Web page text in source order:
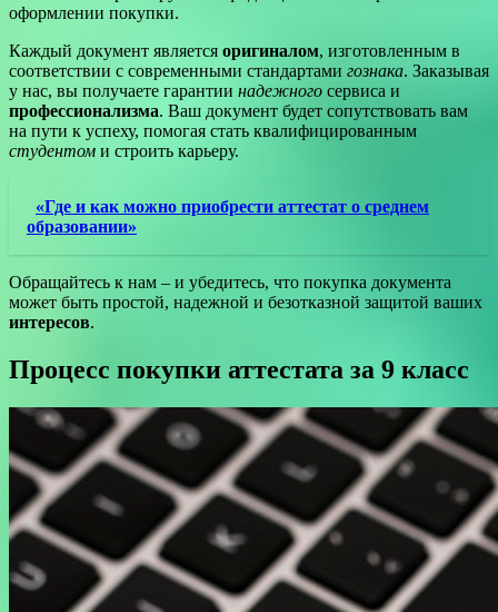
оформлении покупки.
Каждый документ является оригиналом, изготовленным в
соответствии с современными стандартами гознака. Заказывая
у нас, вы получаете гарантии надежного сервиса и
профессионализма. Ваш документ будет сопутствовать вам
на пути к успеху, помогая стать квалифицированным
студентом и строить карьеру.
«Где и как можно приобрести аттестат о среднем
образовании»
Обращайтесь к нам – и убедитесь, что покупка документа
может быть простой, надежной и безотказной защитой ваших
интересов.
Процесс покупки аттестата за 9 класс